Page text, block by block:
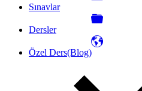
Sınavlar
Dersler
Özel Ders(Blog)